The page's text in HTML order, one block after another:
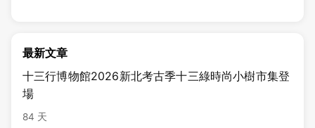
最新文章
十三行博物館2026新北考古季十三綠時尚小樹市集登
場
84 天